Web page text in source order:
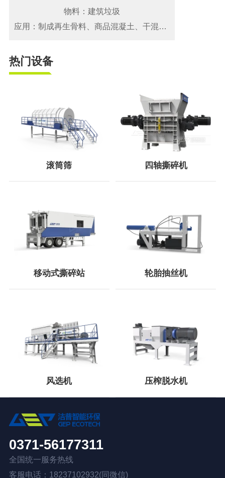
物料：建筑垃圾
应用：制成再生骨料、商品混凝土、干混砂浆、水稳材料
热门设备
滚筒筛 四轴撕碎机
移动式撕碎站 轮胎抽丝机
风选机 压榨脱水机
0371-56177311
全国统一服务热线
客服电话：18237102932(同微信)